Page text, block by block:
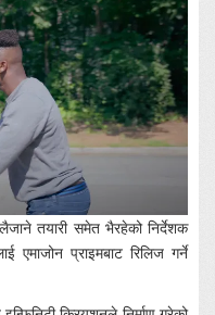
लैजाने तयारी समेत भैरहेको निर्देशक
एमाजोन प्राइमबाट रिलिज गर्ने